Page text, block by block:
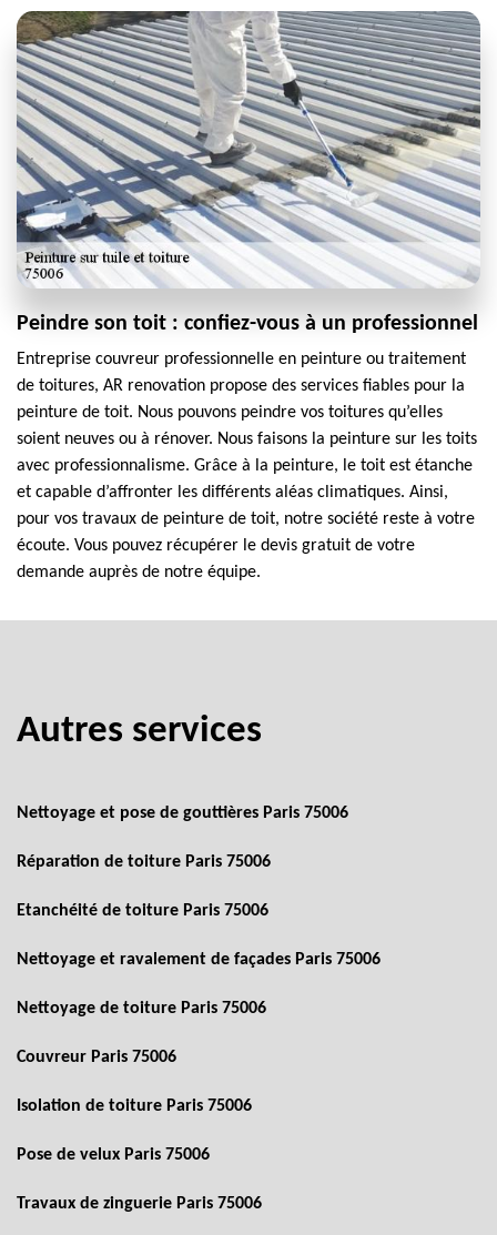
Peindre son toit : confiez-vous à un professionnel
Entreprise couvreur professionnelle en peinture ou traitement
de toitures, AR renovation propose des services fiables pour la
peinture de toit. Nous pouvons peindre vos toitures qu’elles
soient neuves ou à rénover. Nous faisons la peinture sur les toits
avec professionnalisme. Grâce à la peinture, le toit est étanche
et capable d’affronter les différents aléas climatiques. Ainsi,
pour vos travaux de peinture de toit, notre société reste à votre
écoute. Vous pouvez récupérer le devis gratuit de votre
demande auprès de notre équipe.
Autres services
Nettoyage et pose de gouttières Paris 75006
Réparation de toiture Paris 75006
Etanchéité de toiture Paris 75006
Nettoyage et ravalement de façades Paris 75006
Nettoyage de toiture Paris 75006
Couvreur Paris 75006
Isolation de toiture Paris 75006
Pose de velux Paris 75006
Travaux de zinguerie Paris 75006